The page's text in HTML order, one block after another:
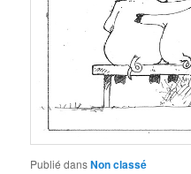
Publié dansNon classé